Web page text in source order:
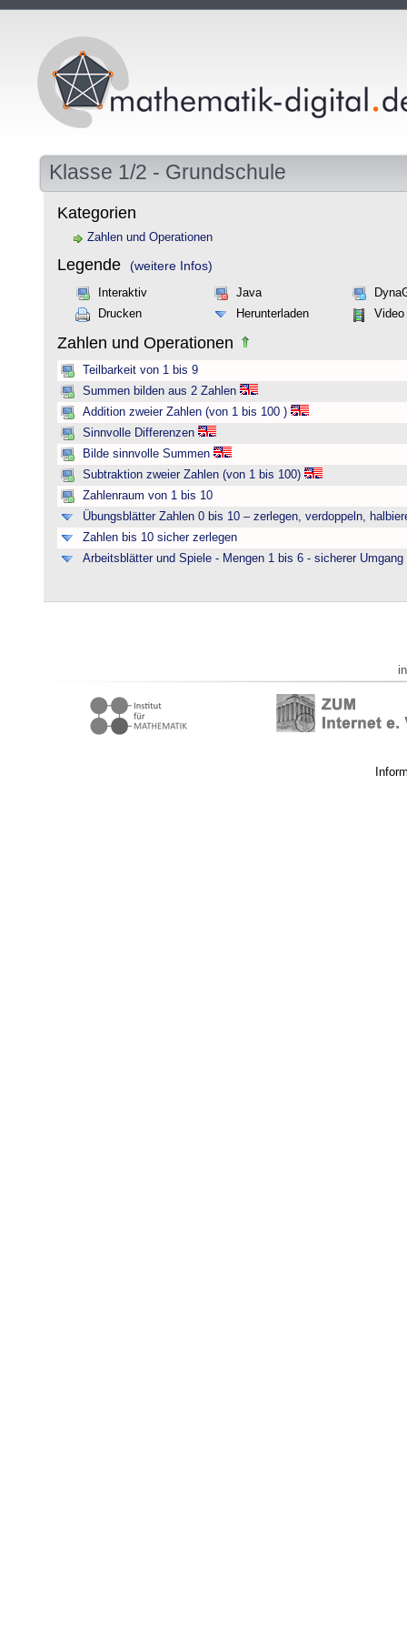
Klasse 1/2 - Grundschule
Kategorien
Zahlen und Operationen
Legende (weitere Infos)
Interaktiv Java
Drucken
Herunterladen Video
Zahlen und Operationen
Teilbarkeit von 1 bis 9
Summen bilden aus 2 Zahlen
Addition zweier Zahlen (von 1 bis 100 )
Sinnvolle Differenzen
Bilde sinnvolle Summen
Subtraktion zweier Zahlen (von 1 bis 100)
Zahlenraum von 1 bis 10
Übungsblätter Zahlen 0 bis 10 – zerlegen, verdoppeln,
Zahlen bis 10 sicher zerlegen
Arbeitsblätter und Spiele - Mengen 1 bis 6 - sicherer Umgang